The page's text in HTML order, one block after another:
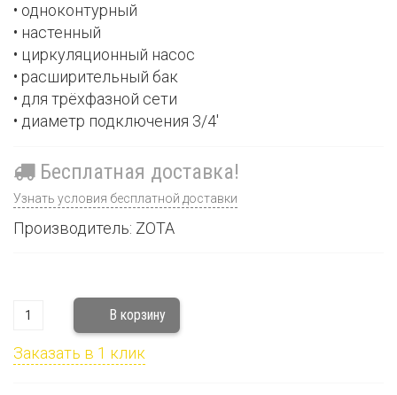
• одноконтурный
• настенный
• циркуляционный насос
• расширительный бак
• для трёхфазной сети
• диаметр подключения 3/4'
Бесплатная доставка!
Узнать условия бесплатной доставки
Производитель: ZOTA
Заказать в 1 клик